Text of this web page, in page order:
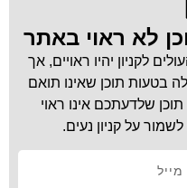
לא ראוי באתר
לקניון יהיו ראויים, אך
תוכן שאינו תואם
שלדעתכם אינו ראוי
לשמור על קניון נעים.